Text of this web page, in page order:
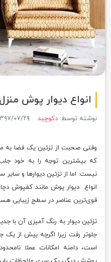
انواع دیوار پوش
نوشته توسط: دکوچید ۱۳۹۷/۰۷/
وقتی صحبت از تزئین یک فضا
که بیشترین توجه را به خود
نیست. اما از تزئین دیوارها و
انواع دیوار پوش مانند کفپوش
قوی‌ترین عناصر در سطح زیبایی
تزئین دیوار به رنگ آمیزی آن با
جلوتر رفت زیرا اگرچه بیش از یک
است، دامنه امکانات عملا